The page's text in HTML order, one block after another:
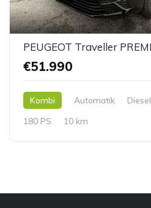
€51.990
Kombi Automatik Diesel
180 PS
10 km